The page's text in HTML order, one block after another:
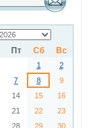
Пт Сб Вс
1
2
7 8
9
14 15
16
21 22
23
28 29 30